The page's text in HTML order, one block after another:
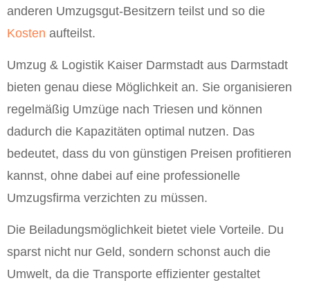
anderen Umzugsgut-Besitzern teilst und so die
Kosten aufteilst.
Umzug & Logistik Kaiser Darmstadt aus Darmstadt
bieten genau diese Möglichkeit an. Sie organisieren
regelmäßig Umzüge nach Triesen und können
dadurch die Kapazitäten optimal nutzen. Das
bedeutet, dass du von günstigen Preisen profitieren
kannst, ohne dabei auf eine professionelle
Umzugsfirma verzichten zu müssen.
Die Beiladungsmöglichkeit bietet viele Vorteile. Du
sparst nicht nur Geld, sondern schonst auch die
Umwelt, da die Transporte effizienter gestaltet